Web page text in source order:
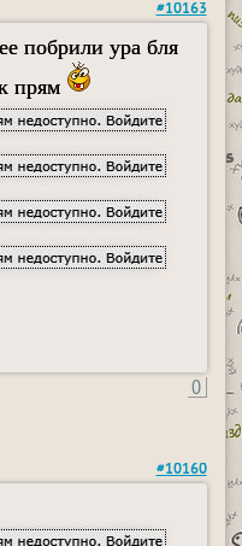
#10163
ее побрили ура бля
прям
0
#10160